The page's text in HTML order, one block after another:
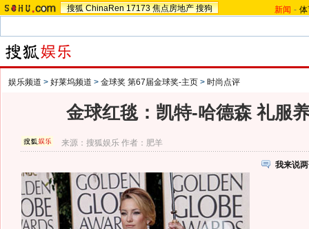
搜狐 ChinaRen 17173 焦点房地产 搜狗 新闻 -
娱乐频道 > 好莱坞频道 > 金球奖 第67届金球奖-主页 > 时尚点评
金球红毯：凯特-哈德森 礼服
来源：搜狐娱乐 作者：肥羊
我来说